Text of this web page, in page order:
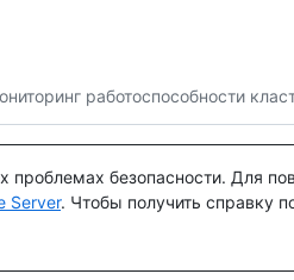
работоспособности
проблемах безопасности. Для
Server. Чтобы получить справку